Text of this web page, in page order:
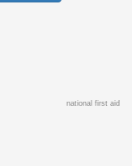
national first aid